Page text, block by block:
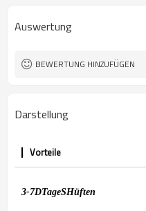
Auswertung
BEWERTUNG HINZUFÜGEN
Darstellung
Vorteile
3-7DTageSHüften